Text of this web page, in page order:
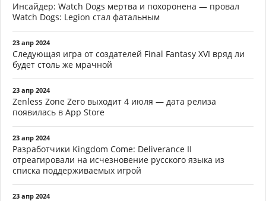
Инсайдер: Watch Dogs мертва и похоронена — провал
Watch Dogs: Legion стал фатальным
23 апр 2024
Следующая игра от создателей Final Fantasy XVI вряд ли
будет столь же мрачной
23 апр 2024
Zenless Zone Zero выходит 4 июля — дата релиза
появилась в App Store
23 апр 2024
Разработчики Kingdom Come: Deliverance II
отреагировали на исчезновение русского языка из
списка поддерживаемых игрой
23 апр 2024